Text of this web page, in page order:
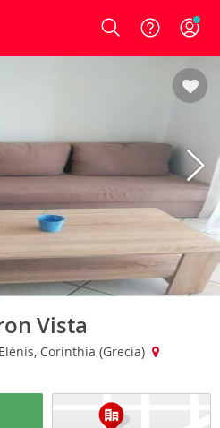
Login
Vista
Elénis, Corinthia (Grecia)